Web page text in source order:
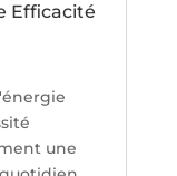
Efficacité
une